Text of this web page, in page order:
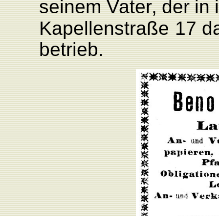
seinemVater, der in
Kapellenstraße 17
betrieb.